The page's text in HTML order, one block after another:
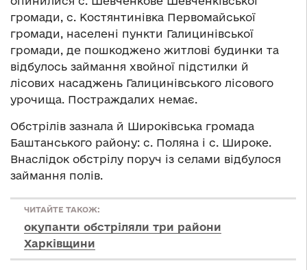
громади, с. Костянтинівка Первомайської
громади, населені пункти Галицинівської
громади, де пошкоджено житлові будинки та
відбулось займання хвойної підстилки й
лісових насаджень Галицинівського лісового
урочища. Постраждалих немає.
Обстрілів зазнала й Широківська громада
Баштанського району: с. Поляна і с. Широке.
Внаслідок обстрілу поруч із селами відбулося
займання полів.
ЧИТАЙТЕ ТАКОЖ:
окупанти обстріляли три райони
Харківщини